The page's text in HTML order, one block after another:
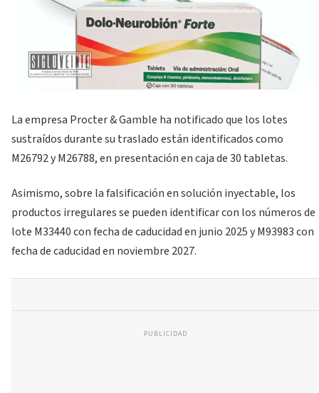
La empresa Procter & Gamble ha notificado que los lotes
sustraídos durante su traslado están identificados como
M26792 y M26788, en presentación en caja de 30 tabletas.
Asimismo, sobre la falsificación en solución inyectable, los
productos irregulares se pueden identificar con los números de
lote M33440 con fecha de caducidad en junio 2025 y M93983 con
fecha de caducidad en noviembre 2027.
PUBLICIDAD